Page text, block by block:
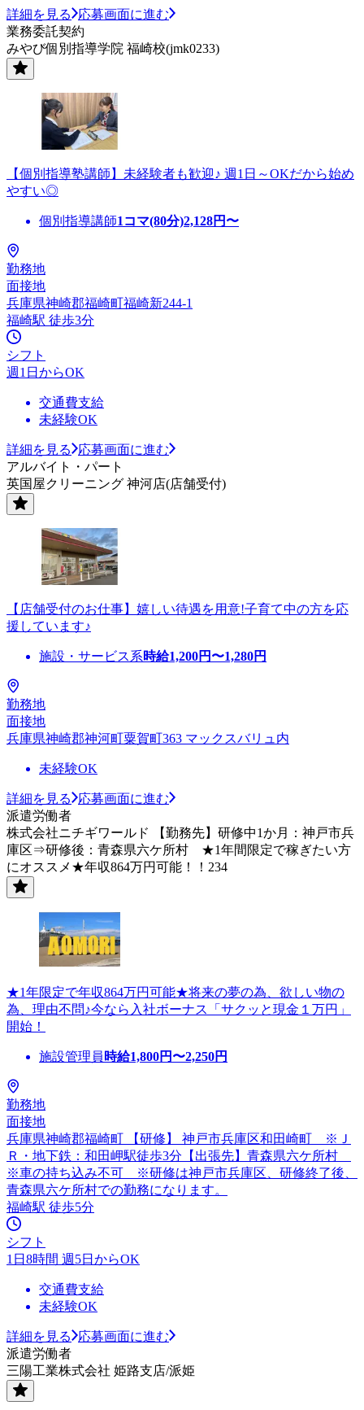
詳細を見る
応募画面に進む
業務委託契約
みやび個別指導学院 福崎校(jmk0233)
【個別指導塾講師】未経験者も歓迎♪ 週1日～OKだから始め
やすい◎
個別指導講師1コマ(80分)2,128円〜
勤務地
面接地
兵庫県神崎郡福崎町福崎新244-1
福崎駅 徒歩3分
シフト
週1日からOK
交通費支給
未経験OK
詳細を見る
応募画面に進む
アルバイト・パート
英国屋クリーニング 神河店(店舗受付)
【店舗受付のお仕事】嬉しい待遇を用意!子育て中の方を応
援しています♪
施設・サービス系時給1,200円〜1,280円
勤務地
面接地
兵庫県神崎郡神河町粟賀町363 マックスバリュ内
未経験OK
詳細を見る
応募画面に進む
派遣労働者
株式会社ニチギワールド 【勤務先】研修中1か月：神戸市兵
庫区⇒研修後：青森県六ケ所村 ★1年間限定で稼ぎたい方
にオススメ★年収864万円可能！！234
★1年限定で年収864万円可能★将来の夢の為、欲しい物の
為、理由不問♪今なら入社ボーナス「サクッと現金１万円」
開始！
施設管理員 時給1,800円〜2,250円
勤務地
面接地
兵庫県神崎郡福崎町 【研修】 神戸市兵庫区和田崎町 ※Ｊ
Ｒ・地下鉄：和田岬駅徒歩3分【出張先】青森県六ケ所村
※車の持ち込み不可 ※研修は神戸市兵庫区、研修終了後、
青森県六ケ所村での勤務になります。
福崎駅 徒歩5分
シフト
1日8時間 週5日からOK
交通費支給
未経験OK
詳細を見る
応募画面に進む
派遣労働者
三陽工業株式会社 姫路支店/派姫